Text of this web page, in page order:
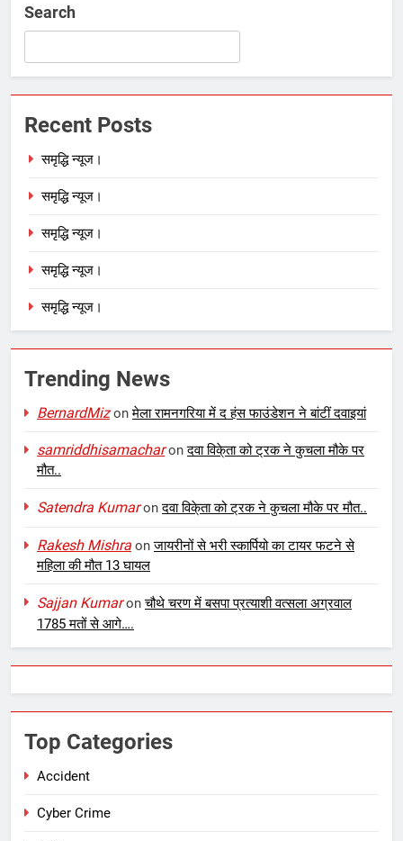
Search
Recent Posts
समृद्धि न्यूज।
समृद्धि न्यूज।
समृद्धि न्यूज।
समृद्धि न्यूज।
समृद्धि न्यूज।
Trending News
BernardMizonमेला रामनगरिया में द हंस फाउंडेशन ने बांटीं दवाइयां
samriddhisamacharonदवा विके्ता को ट्रक ने कुचला मौके पर
मौत..
Satendra Kumaronदवा विके्ता को ट्रक ने कुचला मौके पर मौत..
Rakesh Mishra onजायरीनों से भरी स्कार्पियो का टायर फटने से
महिला की मौत 13 घायल
Sajjan Kumaronचौथे चरण में बसपा प्रत्याशी वत्सला अग्रवाल
1785 मतों से आगे….
Top Categories
Accident
Cyber Crime